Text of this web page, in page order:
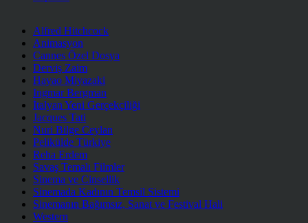
Alfred Hitchcock
Animasyon
Cannes Özel Dosya
Derviş Zaim
Hayao Miyazaki
Ingmar Bergman
İtalyan Yeni Gerçekçiliği
Jacques Tati
Nuri Bilge Ceylan
Pelikülde Türkiye
Reha Erdem
Savaş Temalı Filmler
Sinema ve Cinsellik
Sinemada Kadının Temsil Sistemi
Sinemanın Bağımsız, Sanat ve Festival Hali
Western